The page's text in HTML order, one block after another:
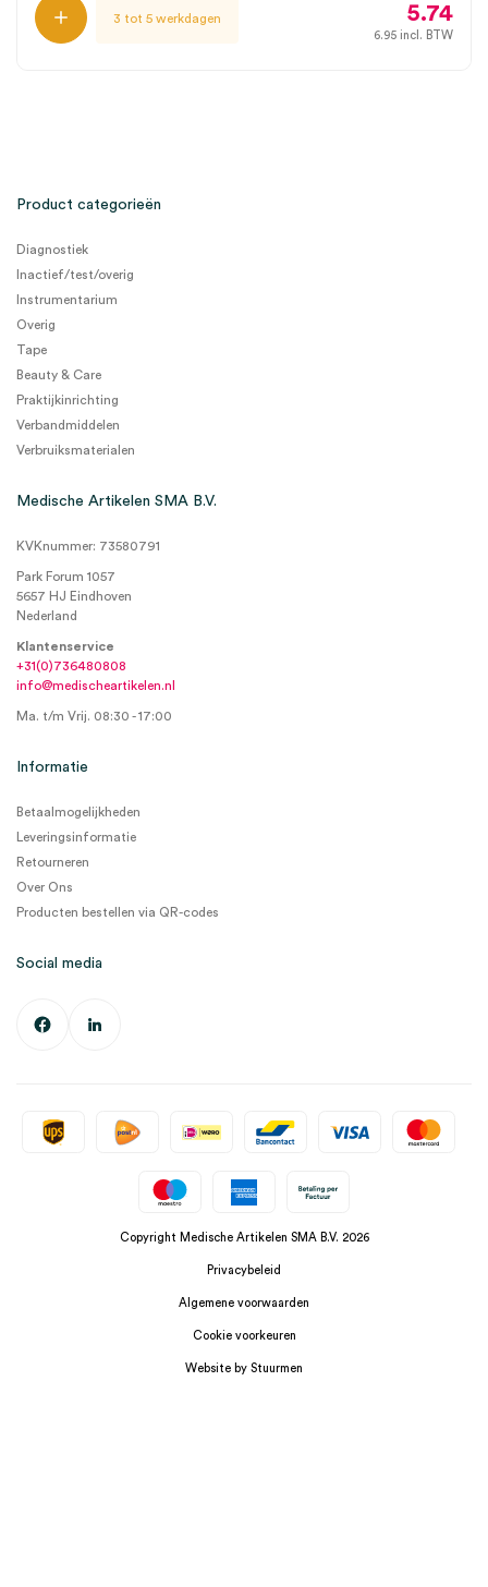
3 tot 5 werkdagen 5.74
6.95 incl. BTW
Product categorieën
Diagnostiek
Inactief/test/overig
Instrumentarium
Overig
Tape
Beauty & Care
Praktijkinrichting
Verbandmiddelen
Verbruiksmaterialen
Medische Artikelen SMA B.V.
KVKnummer: 73580791
Park Forum 1057
5657 HJ Eindhoven
Nederland
Klantenservice
+31(0)736480808
info@medischeartikelen.nl
Ma. t/m Vrij. 08:30 - 17:00
Informatie
Betaalmogelijkheden
Leveringsinformatie
Retourneren
Over Ons
Producten bestellen via QR-codes
Social media
Copyright Medische Artikelen SMA B.V. 2026
Privacybeleid
Algemene voorwaarden
Cookie voorkeuren
Website by Stuurmen